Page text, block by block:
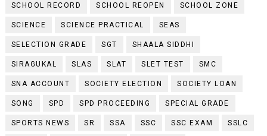
SCHOOL RECORD SCHOOL REOPEN SCHOOL ZONE
SCIENCE SCIENCE PRACTICAL SEAS
SELECTION GRADE SGT SHAALA SIDDHI
SIRAGUKAL SLAS SLAT SLET TEST SMC
SNA ACCOUNT SOCIETY ELECTION SOCIETY LOAN
SONG SPD SPD PROCEEDING SPECIAL GRADE
SPORTS NEWS SR SSA SSC SSC EXAM SSLC